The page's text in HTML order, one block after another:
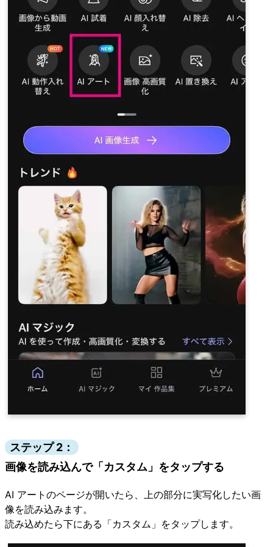
ステップ 2：
画像を読み込んで「カスタム」をタップする
AI アートのページが開いたら、上の部分に実写化したい画
像を読み込みます。
読み込めたら下にある「カスタム」をタップします。